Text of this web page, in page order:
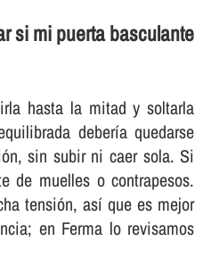
si mi puerta basculante
hasta la mitad y soltarla
debería quedarse
sin subir ni caer sola. Si
de muelles o contrapesos.
tensión, así que es mejor
en Ferma lo revisamos